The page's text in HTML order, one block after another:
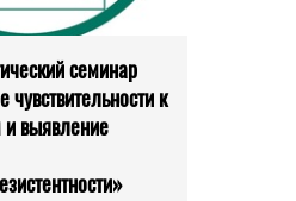
семинар
к
и выявление